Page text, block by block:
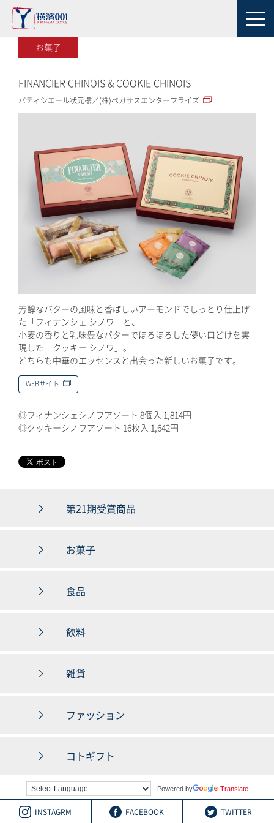
お菓子
FINANCIER CHINOIS & COOKIE CHINOIS
パティシエール状元樓／(株)ペガサスエンタープライズ
芳醇なバターの風味と香ばしいアーモンドでしっとり仕上げ
た「フィナンシェ シノワ」と、
小麦の香りと乳味豊なバターでほろほろした儚い口どけを実
現した「クッキー シノワ」。
どちらも中華のエッセンスと出会った新しいお菓子です。
WEBサイト
◎フィナンシェシノワアソート 8個入 1,814円
◎クッキーシノワアソート 16枚入 1,642円
第21期受賞商品
お菓子
食品
飲料
雑貨
ファッション
コトギフト
Powered by Translate
INSTAGRM FACEBOOK TWITTER